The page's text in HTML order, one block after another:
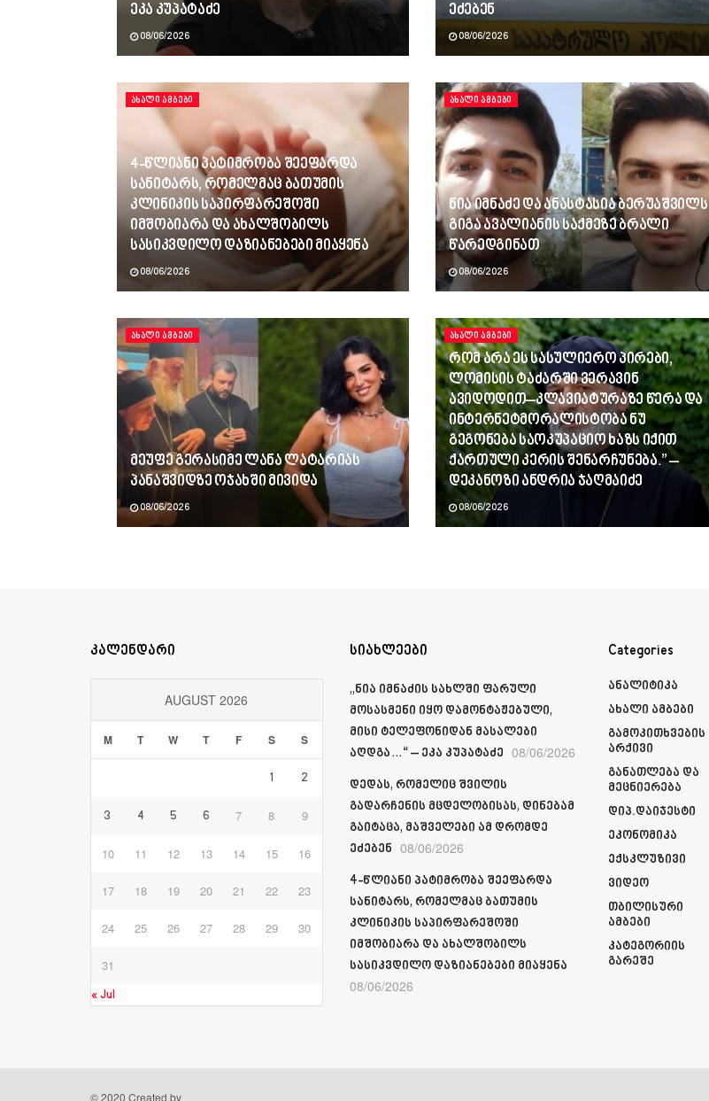
ეკა კუპატაძე
08/06/2026
ეძებენ
08/06/2026
ᲐᲮᲐᲚᲘ ᲐᲛᲑᲔᲑᲘ
4-წლიანი პატიმრობა შეეფარდა
სანიტარს, რომელმაც ბათუმის
კლინიკის საპირფარეშოში
იმშობიარა და ახალშობილს
სასიკვდილო დაზიანებები მიაყენა
08/06/2026
ᲐᲮᲐᲚᲘ ᲐᲛᲑᲔᲑᲘ
ნია იმნაძე და ანასტასია ბერუაშვილს
გიგა ავალიანის საქმეზე ბრალი
წარედგინათ
08/06/2026
ᲐᲮᲐᲚᲘ ᲐᲛᲑᲔᲑᲘ
მეუფე გერასიმე ლანა ლატარიას
პანაშვიდზე ოჯახში მივიდა
08/06/2026
ᲐᲮᲐᲚᲘ ᲐᲛᲑᲔᲑᲘ
რომ არა ეს სასულიერო პირები,
ლომისის ტაძარში ვერავინ
ავიდოდით–კლავიატურაზე წერა და
ინტერნეტმორალისტობა ნუ
გეგონება საოკუპაციო ხაზს იქით
ქართული კერის შენარჩუნება.” –
დეკანოზი ანდრია ჯაღმაიძე
08/06/2026
კალენდარი
AUGUST 2026
M T W T F S S
1 2
3 4 5 6 7 8 9
10 11 12 13 14 15 16
17 18 19 20 21 22 23
24 25 26 27 28 29 30
31
« Jul
სიახლეები
„ნია იმნაძის სახლში ფარული
მოსასმენი იყო დამონტაჟებული,
მისი ტელეფონიდან მასალები
აღდგა…“ – ეკა კუპატაძე 08/06/2026
დედას, რომელიც შვილის
გადარჩენის მცდელობისას, დინებამ
გაიტაცა, მაშველები ამ დრომდე
ეძებენ 08/06/2026
4-წლიანი პატიმრობა შეეფარდა
სანიტარს, რომელმაც ბათუმის
კლინიკის საპირფარეშოში
იმშობიარა და ახალშობილს
სასიკვდილო დაზიანებები მიაყენა
08/06/2026
Categories
Ანალიტიკა
Ახალი Ამბები
Გამოკითხვების
Არქივი
Განათლება Და
Მეცნიერება
Დიპ.დაიჯესტი
Ეკონომიკა
Ექსკლუზივი
Ვიდეო
Თბილისური
Ამბები
Კატეგორიის
Გარეშე
© 2020 Created by